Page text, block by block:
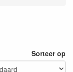
Sorteer op